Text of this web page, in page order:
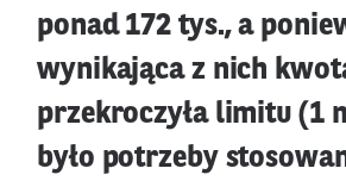
ponad 172 tys., a
wynikająca z nich
przekroczyła limitu (1
było potrzeby